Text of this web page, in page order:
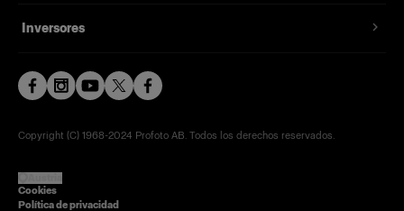
Inversores
Copyright (C) 1968-2024 Profoto AB. Todos los derechos reservados.
Cookies
Política de privacidad